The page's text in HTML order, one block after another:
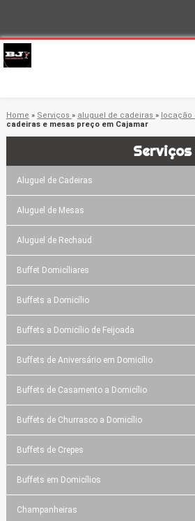
Home » Serviços » aluguel de cadeiras » locação
cadeiras e mesas preço em Cajamar
Serviços
Aluguel de Cadeiras
Aluguel de Mesas
Aluguel de Rechaud
Buffet Domicíliares
Buffets a Domicílio
Buffets a Domicílio de Feijoada
Buffets de Aniversário em Domicílio
Buffets de Casamento a Domicílio
Buffets de Churrasco a Domicílio
Buffets de Crepes
Buffets em Domicílios
Champanheiras